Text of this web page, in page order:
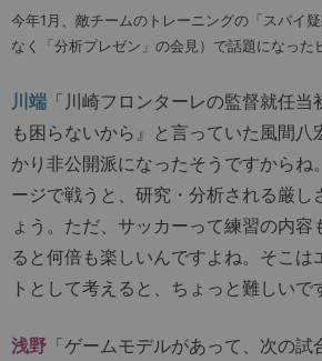
今年1月、敵チームのトレーニングの「スパイ
なく「分析プレゼン」の会見）で話題になった
川端 「川崎フロンターレの監督就任
も困らないから』と言っていた風間八
かり非公開派になったそうですからね
ージで戦うと、研究・分析される厳し
ょう。ただ、サッカーって練習の内容
ると何倍も楽しいんですよね。そこは
トとして考えると、ちょっと難しいで
浅野 「ゲームモデルがあって、次の